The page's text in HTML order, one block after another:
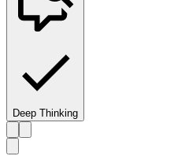
Deep Thinking